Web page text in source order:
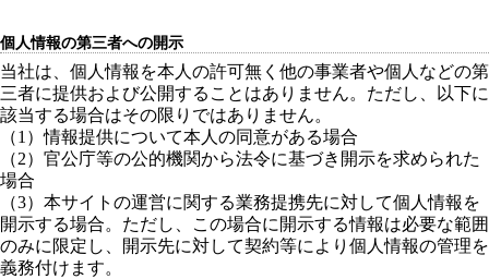
個人情報の第三者への開示
当社は、個人情報を本人の許可無く他の事業者や個人などの第
三者に提供および公開することはありません。ただし、以下に
該当する場合はその限りではありません。
（1）情報提供について本人の同意がある場合
（2）官公庁等の公的機関から法令に基づき開示を求められた
場合
（3）本サイトの運営に関する業務提携先に対して個人情報を
開示する場合。ただし、この場合に開示する情報は必要な範囲
のみに限定し、開示先に対して契約等により個人情報の管理を
義務付けます。